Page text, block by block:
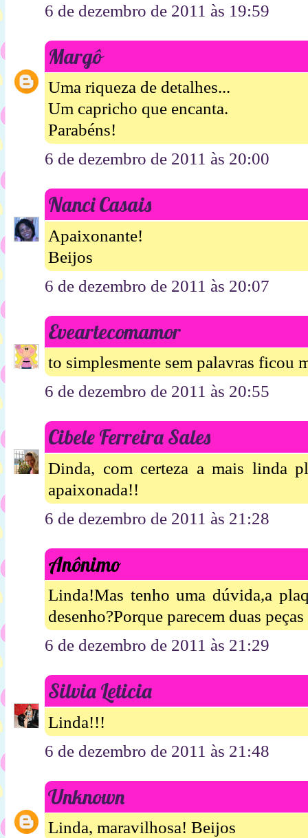
6 de dezembro de 2011 às 19:59
Margô
Uma riqueza de detalhes...
Um capricho que encanta.
Parabéns!
6 de dezembro de 2011 às 20:00
Nanci Casais
Apaixonante!
Beijos
6 de dezembro de 2011 às 20:07
Eveartecomamor
to simplesmente sem palavras ficou
6 de dezembro de 2011 às 20:55
Cibele Ferreira Sales
Dinda, com certeza a mais linda
apaixonada!!
6 de dezembro de 2011 às 21:28
Anônimo
Linda!Mas tenho uma dúvida,a
desenho?Porque parecem duas
6 de dezembro de 2011 às 21:29
Silvia Leticia
Linda!!!
6 de dezembro de 2011 às 21:48
Unknown
Linda, maravilhosa! Beijos